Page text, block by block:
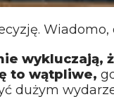
wykluczają,
to wątpliwe,
dużym